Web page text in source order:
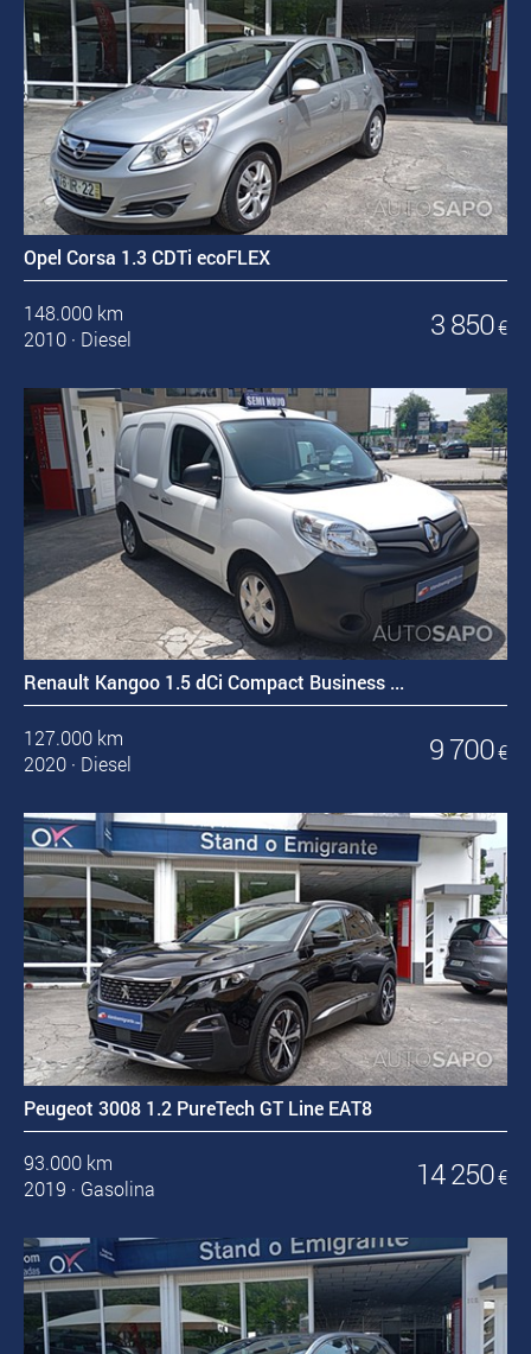
Opel Corsa 1.3 CDTi ecoFLEX
148.000 km
2010 · Diesel 3 850 €
Renault Kangoo 1.5 dCi Compact Business ...
127.000 km
2020 · Diesel 9 700 €
Peugeot 3008 1.2 PureTech GT Line EAT8
93.000 km
2019 · Gasolina 14 250 €